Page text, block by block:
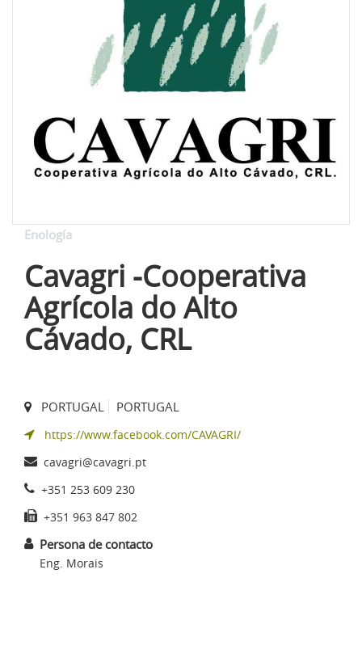
Enología
Cavagri -Cooperativa
Agrícola do Alto
Cávado, CRL
PORTUGAL PORTUGAL
https://www.facebook.com/CAVAGRI/
cavagri@cavagri.pt
+351 253 609 230
+351 963 847 802
Persona de contacto
Eng. Morais